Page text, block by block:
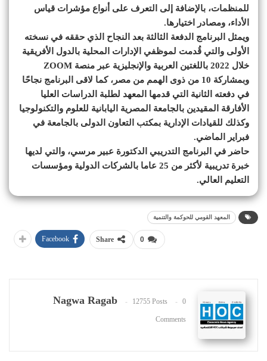
للمنظمات، بالإضافة إلى التعرف على أنواع مؤشرات قياس
الأداء، ومصادر اختيارها.
ويمثل البرنامج الدفعة الثالثة بعد النجاح الذي حققه في نسخته
الأولى والتي قُدمت لموظفي الإدارات المحلية بالدول الأفريقية
خلال 2022 باللغتين العربية والإنجليزية عبر منصة ZOOM
وبمشاركة 10 من ذوى الهمم من مصر، كما لاقى البرنامج نجاحًا
في دفعته الثانية التي قدمها المعهد لطلبة الدراسات العليا
الأفارقة المقيدين بالجامعة المصرية اليابانية للعلوم والتكنولوجيا
وكذلك للقيادات الإدارية بمكتب التعاون الدولى بالجامعة في
فبراير الماضي.
حاضر في البرنامج التدريبي الدكتورة عبير مرسي، والتي لديها
خبرة تدريبية لأكثر من 25 عاما بالشركات الدولية ومؤسسات
التعليم العالي.
المعهد القومي للحوكمة والتنمية
0
Share
Facebook
Nagwa Ragab 12755 Posts 0
Comments